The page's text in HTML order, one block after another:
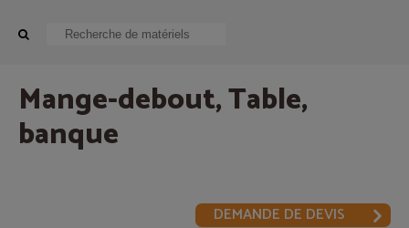
Mange-debout, Table,
banque
DEMANDE DE DEVIS